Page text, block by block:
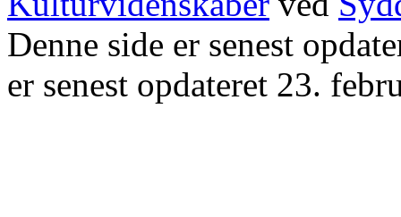
Denne side er senest
er senest opdateret 23.